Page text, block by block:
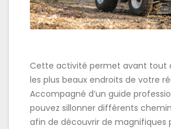
Cette activité permet avant tout
les plus beaux endroits de votre
Accompagné d’un guide
pouvez sillonner différents
afin de découvrir de magnifiques